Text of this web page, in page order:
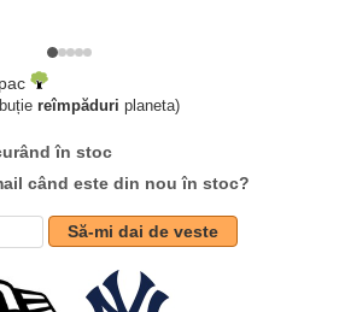
reîmpăduri planeta)
în stoc
când este din nou în stoc?
Să-mi dai de veste